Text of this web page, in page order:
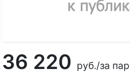
36 220 руб./за